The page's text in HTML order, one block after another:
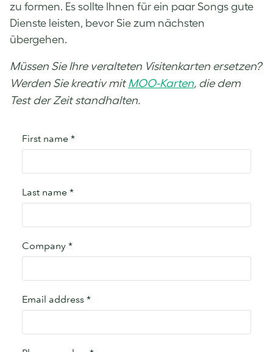
zu formen. Es sollte Ihnen für ein paar Songs gute
Dienste leisten, bevor Sie zum nächsten
übergehen.
Müssen Sie Ihre veralteten Visitenkarten ersetzen?
Werden Sie kreativ mitMOO-Karten, die dem
Test der Zeit standhalten.